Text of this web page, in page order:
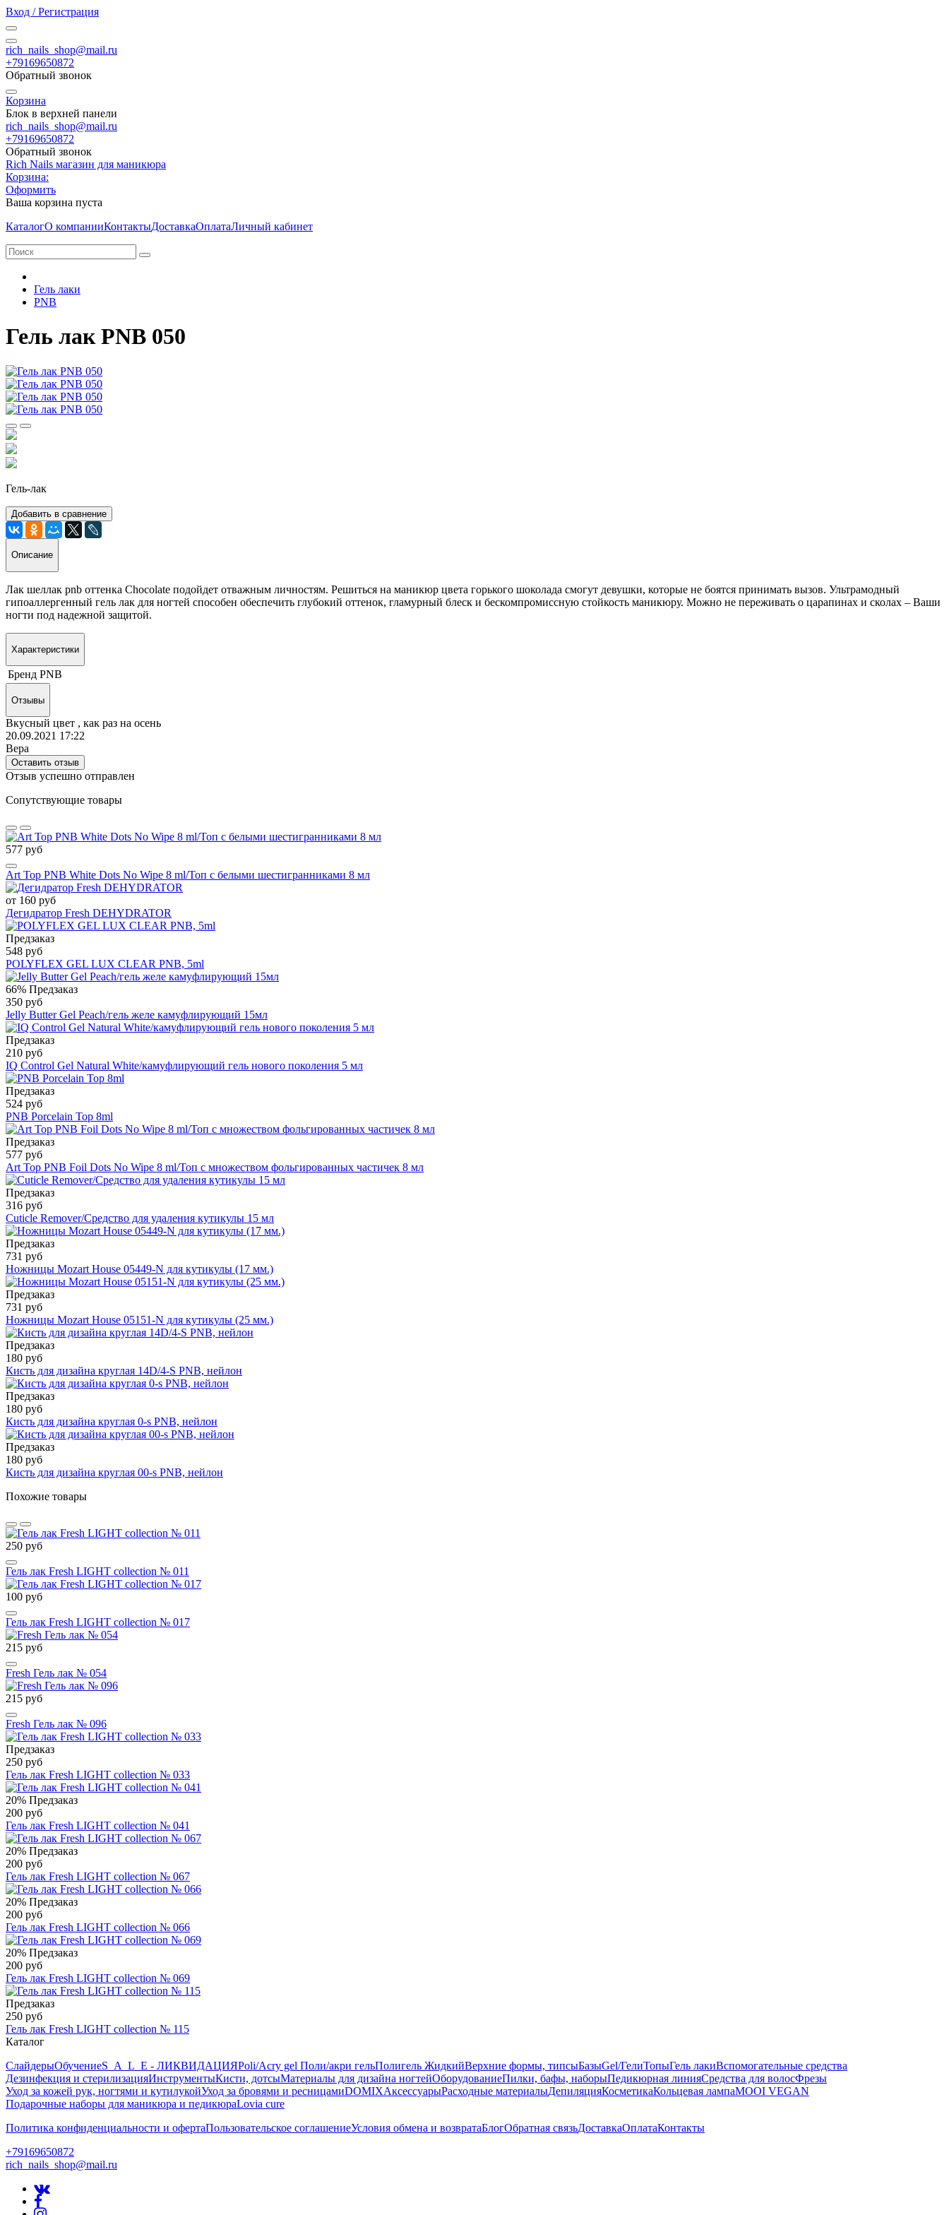
Вход / Регистрация
rich_nails_shop@mail.ru
+79169650872
Обратный звонок
Корзина
Блок в верхней панели
rich_nails_shop@mail.ru
+79169650872
Обратный звонок
Rich Nails магазин для маникюра
Корзина:
Оформить
Ваша корзина пуста
КаталогО компанииКонтактыДоставкаОплатаЛичный кабинет
Гель лаки
PNB
Гель лак PNB 050
Гель-лак
Добавить в сравнение
Описание
Лак шеллак pnb оттенка Chocolate подойдет отважным личностям. Решиться на маникюр цвета горького шоколада смогут девушки, которые не боятся принимать вызов. Ультрамодный
гипоаллергенный гель лак для ногтей способен обеспечить глубокий оттенок, гламурный блеск и бескомпромиссную стойкость маникюру. Можно не переживать о царапинах и сколах – Ваши
ногти под надежной защитой.
Характеристики
Бренд PNB
Отзывы
Вкусный цвет , как раз на осень
20.09.2021 17:22
Вера
Оставить отзыв
Отзыв успешно отправлен
Сопутствующие товары
577 руб
Art Top PNB White Dots No Wipe 8 ml/Топ с белыми шестигранниками 8 мл
от 160 руб
Дегидратор Fresh DEHYDRATOR
Предзаказ
548 руб
POLYFLEX GEL LUX CLEAR PNB, 5ml
66% Предзаказ
350 руб
Jelly Butter Gel Peach/гель желе камуфлирующий 15мл
Предзаказ
210 руб
IQ Control Gel Natural White/камуфлирующий гель нового поколения 5 мл
Предзаказ
524 руб
PNB Porcelain Top 8ml
Предзаказ
577 руб
Art Top PNB Foil Dots No Wipe 8 ml/Топ с множеством фольгированных частичек 8 мл
Предзаказ
316 руб
Cuticle Remover/Средство для удаления кутикулы 15 мл
Предзаказ
731 руб
Ножницы Mozart House 05449-N для кутикулы (17 мм.)
Предзаказ
731 руб
Ножницы Mozart House 05151-N для кутикулы (25 мм.)
Предзаказ
180 руб
Кисть для дизайна круглая 14D/4-S PNB, нейлон
Предзаказ
180 руб
Кисть для дизайна круглая 0-s PNB, нейлон
Предзаказ
180 руб
Кисть для дизайна круглая 00-s PNB, нейлон
Похожие товары
250 руб
Гель лак Fresh LIGHT collection № 011
100 руб
Гель лак Fresh LIGHT collection № 017
215 руб
Fresh Гель лак № 054
215 руб
Fresh Гель лак № 096
Предзаказ
250 руб
Гель лак Fresh LIGHT collection № 033
20% Предзаказ
200 руб
Гель лак Fresh LIGHT collection № 041
20% Предзаказ
200 руб
Гель лак Fresh LIGHT collection № 067
20% Предзаказ
200 руб
Гель лак Fresh LIGHT collection № 066
20% Предзаказ
200 руб
Гель лак Fresh LIGHT collection № 069
Предзаказ
250 руб
Гель лак Fresh LIGHT collection № 115
Каталог
СлайдерыОбучениеS_A_L_E - ЛИКВИДАЦИЯPoli/Acry gel Поли/акри гельПолигель ЖидкийВерхние формы, типсыБазыGel/ГелиТопыГель лакиВспомогательные средства
Дезинфекция и стерилизацияИнструментыКисти, дотсыМатериалы для дизайна ногтейОборудованиеПилки, бафы, наборыПедикюрная линияСредства для волосФрезы
Уход за кожей рук, ногтями и кутилукойУход за бровями и ресницамиDOMIXАксессуарыРасходные материалыДепиляцияКосметикаКольцевая лампаMOOI VEGAN
Подарочные наборы для маникюра и педикюраLovia cure
Политика конфиденциальности и офертаПользовательское соглашениеУсловия обмена и возвратаБлогОбратная связьДоставкаОплатаКонтакты
+79169650872
rich_nails_shop@mail.ru